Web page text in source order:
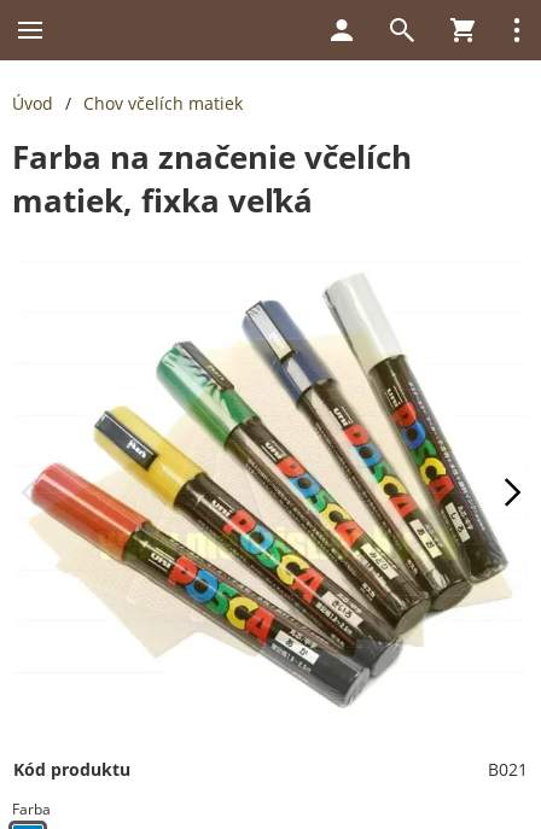
Úvod / Chov včelích matiek
Farba na značenie včelích
matiek, fixka veľká
Kód produktu B021
Farba